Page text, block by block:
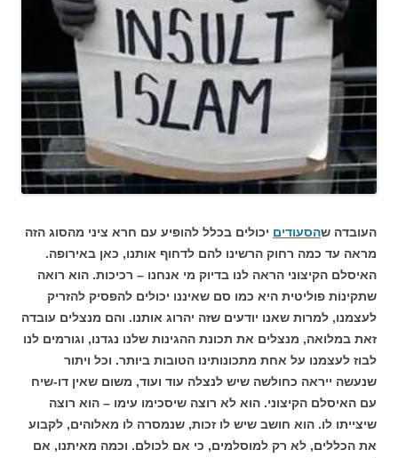
העובדה שהסעודים יכולים בכלל להופיע עם חרא ציני מהסוג הזה
מראה עד כמה רחוק הרשינו להם לדחוף אותנו, כאן באירופה.
האיסלם הקיצוני הראה לנו בדיוק מי אנחנו – רכיכות. הוא רואה
שתקינוֹת פוליטית היא כמו סם שאיננו יכולים להפסיק להזריק
לעצמנו, למרות שאנו יודעים שזה יהרוג אותנו. והם מנצלים עובדה
זאת במלואה, מנצלים את תכונת ההגינות שלנו נגדנו, וגורמים לנו
לבוז לעצמנו על אחת מתכונותינו הטובות ביותר. וכל ויתור
שנעשה ייראה כחולשה שיש לנצלה עוד ועוד, משום שאין דו-שיח
עם האיסלם הקיצוני. הוא לא רוצה שיסכימו עימו – הוא רוצה
שיצייתו לו. הוא חושב שיש לו זכות, שנמסרה לו מאלוהים, לקבוע
את הכללים, לא רק למוסלמים, כי אם לכולם. וכמה מאיתנו, אם